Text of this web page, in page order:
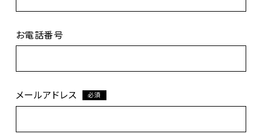
お電話番号
メールアドレス 必須